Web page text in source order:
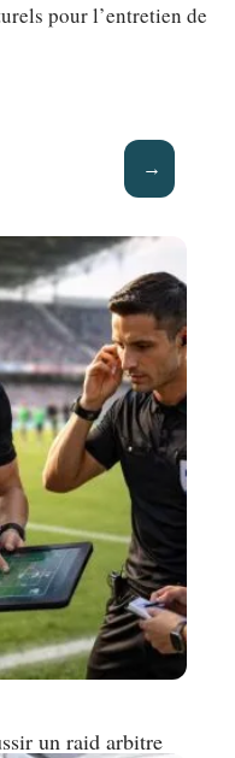
pour l’entretien de
un raid arbitre